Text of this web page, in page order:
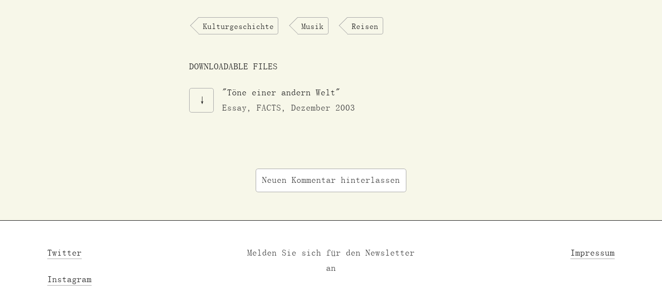
Kulturgeschichte Musik Reisen
DOWNLOADABLE FILES
"Töne einer andern Welt"
Essay, FACTS, Dezember 2003
Neuen Kommentar hinterlassen
Twitter
Instagram
Melden Sie sich für den Newsletter
an
Impressum